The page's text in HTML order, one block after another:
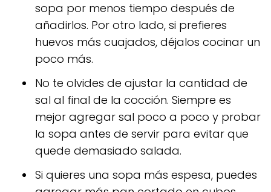
sopa por menos tiempo después de
añadirlos. Por otro lado, si prefieres
huevos más cuajados, déjalos cocinar un
poco más.
No te olvides de ajustar la cantidad de
sal al final de la cocción. Siempre es
mejor agregar sal poco a poco y probar
la sopa antes de servir para evitar que
quede demasiado salada.
Si quieres una sopa más espesa, puedes